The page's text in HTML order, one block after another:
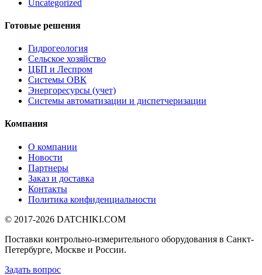
Uncategorized
Готовые решения
Гидрогеология
Сельское хозяйство
ЦБП и Леспром
Системы ОВК
Энергоресурсы (учет)
Системы автоматизации и диспетчеризации
Компания
О компании
Новости
Партнеры
Заказ и доставка
Контакты
Политика конфиденциальности
© 2017-2026 DATCHIKI.COM
Поставки контрольно-измерительного оборудования в Санкт-
Петербурге, Москве и России.
Задать вопрос